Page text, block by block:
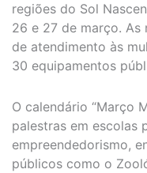
regiões do Sol
26 e 27 de março. As
de atendimento às
30 equipamentos
O calendário “Março
palestras em escolas
empreendedorismo,
públicos como o